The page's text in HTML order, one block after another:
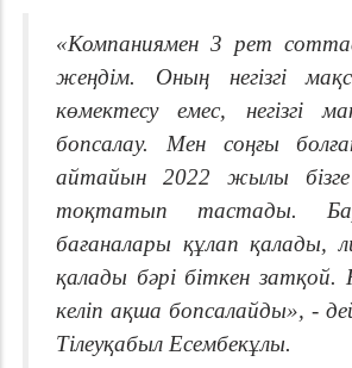
«Компаниямен 3 рет
жеңдім. Оның негізгі
көмектесу емес, негізгі
бопсалау. Мен соңғы
айтайын 2022 жылы
тоқтатып тастады.
бағаналары құлап қалады,
қалады бәрі біткен затқой.
келіп ақша бопсалайды», -
Тілеуқабыл Есембекұлы.